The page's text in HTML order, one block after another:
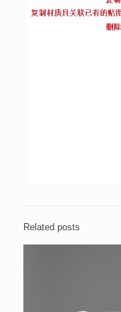
Related posts